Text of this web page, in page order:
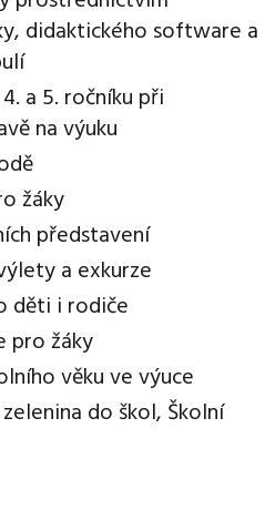
didaktického software a
a 5. ročníku při
na výuku
žáky
představení
a exkurze
děti i rodiče
pro žáky
věku ve výuce
do škol, Školní